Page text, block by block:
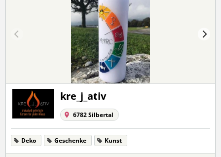
kre_j_ativ
6782 Silbertal
Deko Geschenke Kunst